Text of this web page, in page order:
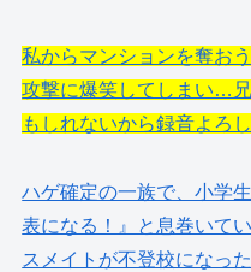
私からマンションを奪お
攻撃に爆笑してしまい…
もしれないから録音よろし
ハゲ確定の一族で、小学
表になる！』と息巻いて
スメイトが不登校になっ